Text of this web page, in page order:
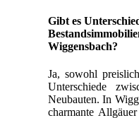
Gibt es
Wiggensbach?
Ja, sowohl
Unterschiede
Neubauten. In
charmante